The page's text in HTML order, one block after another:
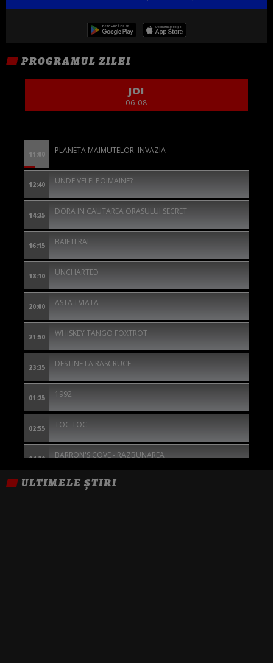
PROGRAMUL ZILEI
JOI
06.08
11:00 PLANETA MAIMUTELOR: INVAZIA
12:40 UNDE VEI FI POIMAINE?
14:35 DORA IN CAUTAREA ORASULUI SECRET
16:15 BAIETI RAI
18:10 UNCHARTED
20:00 ASTA-I VIATA
21:50 WHISKEY TANGO FOXTROT
23:35 DESTINE LA RASCRUCE
01:25 1992
02:55 TOC TOC
04:30 BARRON'S COVE - RAZBUNAREA
ULTIMELE ȘTIRI